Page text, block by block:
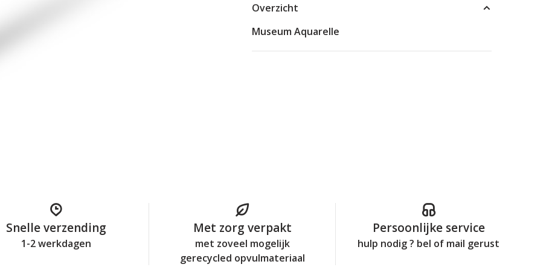
Overzicht
Museum Aquarelle
Snelle verzending
1-2 werkdagen
Met zorg verpakt
met zoveel mogelijk
gerecycled opvulmateriaal
Persoonlijke service
hulp nodig ? bel of mail gerust